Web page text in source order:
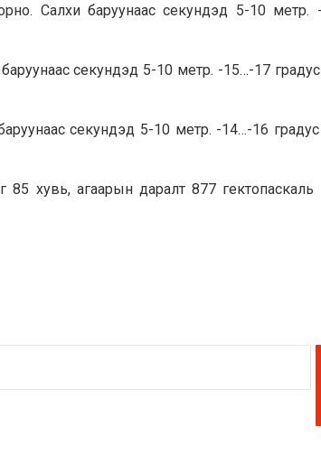
Салхи баруунаас секундэд 5-10 метр.
секундэд 5-10 метр. -15…-17 градус
секундэд 5-10 метр. -14…-16 градус
85 хувь, агаарын даралт 877 гектопаскаль